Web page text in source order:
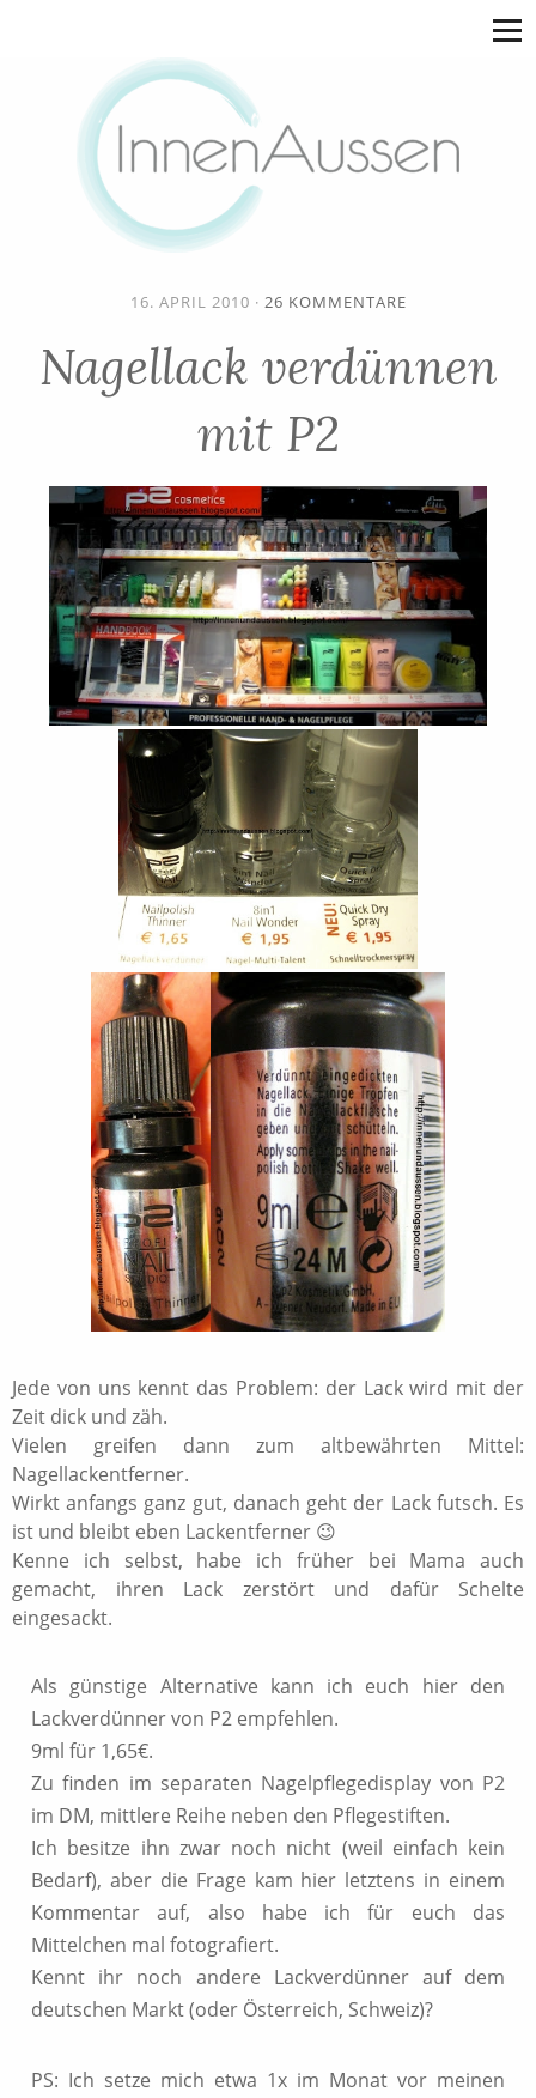
16. APRIL 2010 · 26 KOMMENTARE
Nagellack verdünnen
mit P2
Jede von uns kennt das Problem: der Lack wird mit der
Zeit dick und zäh.
Vielen greifen dann zum altbewährten Mittel:
Nagellackentferner.
Wirkt anfangs ganz gut, danach geht der Lack futsch. Es
ist und bleibt eben Lackentferner 😉
Kenne ich selbst, habe ich früher bei Mama auch
gemacht, ihren Lack zerstört und dafür Schelte
eingesackt.
Als günstige Alternative kann ich euch hier den
Lackverdünner von P2 empfehlen.
9ml für 1,65€.
Zu finden im separaten Nagelpflegedisplay von P2
im DM, mittlere Reihe neben den Pflegestiften.
Ich besitze ihn zwar noch nicht (weil einfach kein
Bedarf), aber die Frage kam hier letztens in einem
Kommentar auf, also habe ich für euch das
Mittelchen mal fotografiert.
Kennt ihr noch andere Lackverdünner auf dem
deutschen Markt (oder Österreich, Schweiz)?
PS: Ich setze mich etwa 1x im Monat vor meinen